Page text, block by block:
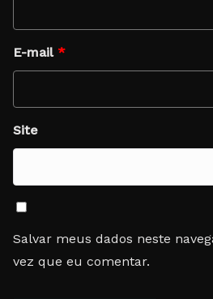
E-mail *
Site
Salvar meus dados neste
vez que eu comentar.